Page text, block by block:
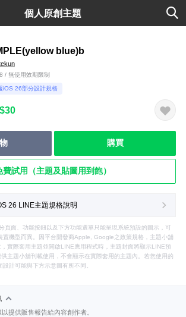
個人原創主題
blue)b
/ 無使用效期限制
iOS 26部分設計規格
購買
費試用（主題及貼圖用到飽）
26 LINE主題規格說明
頁面、功能按鈕以及下方功能選單只能呈現系統預設的圖示，可
置機型而異。因平台開發商Apple, Google之政策規格，主題小舖
實際套用主題並開啟LINE應用程式時，主題封面將顯示LINE預
主題小舖刊載使用，不會顯示在實際套用的主題內。若您使用的
計可能與下方示意圖有所不同。
提供販售報告給內容創作者。